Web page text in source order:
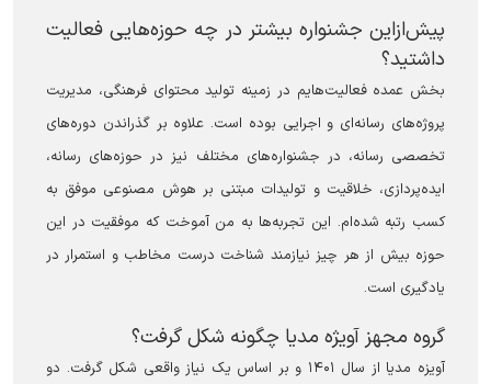
پیش‌ازاین جشنواره بیشتر در چه حوزه‌هایی فعالیت
داشتید؟
بخش عمده فعالیت‌هایم در زمینه تولید محتوای فرهنگی، مدیریت
پروژه‌های رسانه‌ای و اجرایی بوده است. علاوه بر گذراندن دوره‌های
تخصصی رسانه، در جشنواره‌های مختلف نیز در حوزه‌های رسانه،
ایده‌پردازی، خلاقیت و تولیدات مبتنی بر هوش مصنوعی موفق به
کسب رتبه شده‌ام. این تجربه‌ها به من آموخت که موفقیت در این
حوزه بیش از هر چیز نیازمند شناخت درست مخاطب و استمرار در
یادگیری است.
گروه مجهز آویژه مدیا چگونه شکل گرفت؟
آویزه مدیا از سال ۱۴۰۱ و بر اساس یک نیاز واقعی شکل گرفت. دو